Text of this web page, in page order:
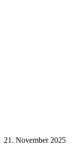
21. November 2025